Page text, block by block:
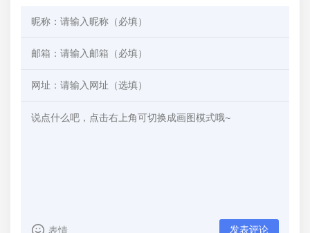
表情 发表评论